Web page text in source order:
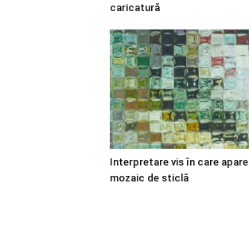
caricatură
Interpretare vis în care apare
mozaic de sticlă